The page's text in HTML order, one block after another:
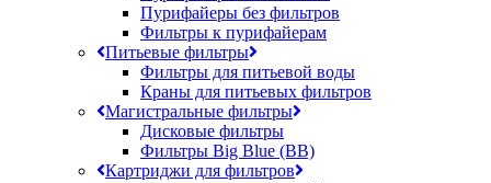
Пурифайеры без фильтров
Фильтры к пурифайерам
Питьевые фильтры
Фильтры для питьевой воды
Краны для питьевых фильтров
Магистральные фильтры
Дисковые фильтры
Фильтры Big Blue (BB)
Картриджи для фильтров